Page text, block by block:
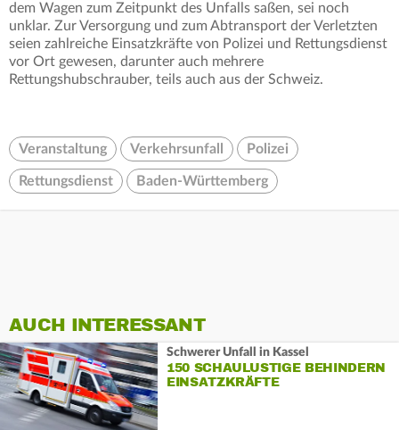
dem Wagen zum Zeitpunkt des Unfalls saßen, sei noch
unklar. Zur Versorgung und zum Abtransport der Verletzten
seien zahlreiche Einsatzkräfte von Polizei und Rettungsdienst
vor Ort gewesen, darunter auch mehrere
Rettungshubschrauber, teils auch aus der Schweiz.
Veranstaltung Verkehrsunfall Polizei
Rettungsdienst Baden-Württemberg
AUCH INTERESSANT
Schwerer Unfall in Kassel
150 SCHAULUSTIGE BEHINDERN
EINSATZKRÄFTE